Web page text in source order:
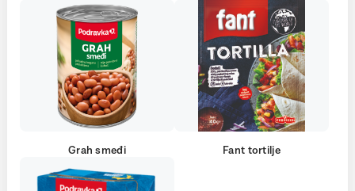
Grah smeđi Fant tortilje